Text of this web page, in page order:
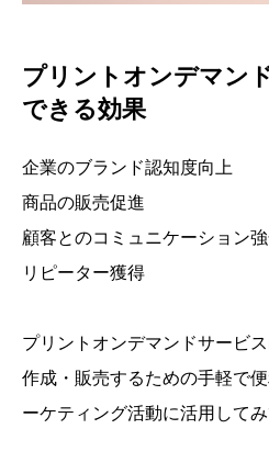
プリントオンデマン
できる効果
企業のブランド認知度向上
商品の販売促進
顧客とのコミュニケーション
リピーター獲得
プリントオンデマンドサービ
作成・販売するための手軽で
ーケティング活動に活用して